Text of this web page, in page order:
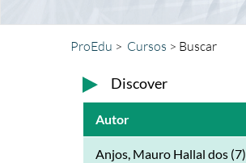
ProEdu Cursos Buscar
Discover
Autor
Anjos, Mauro Hallal dos (7)